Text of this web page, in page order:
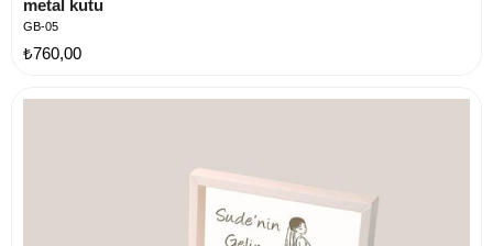
metal kutu
GB-05
₺760,00